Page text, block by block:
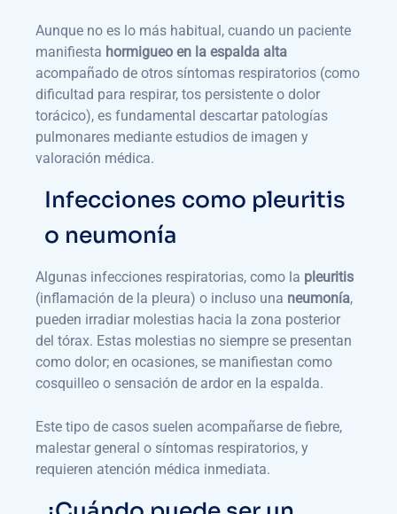
Aunque no es lo más habitual, cuando un paciente
manifiesta hormigueo en la espalda alta
acompañado de otros síntomas respiratorios (como
dificultad para respirar, tos persistente o dolor
torácico), es fundamental descartar patologías
pulmonares mediante estudios de imagen y
valoración médica.
Infecciones como pleuritis
o neumonía
Algunas infecciones respiratorias, como la pleuritis
(inflamación de la pleura) o incluso una neumonía,
pueden irradiar molestias hacia la zona posterior
del tórax. Estas molestias no siempre se presentan
como dolor; en ocasiones, se manifiestan como
cosquilleo o sensación de ardor en la espalda.
Este tipo de casos suelen acompañarse de fiebre,
malestar general o síntomas respiratorios, y
requieren atención médica inmediata.